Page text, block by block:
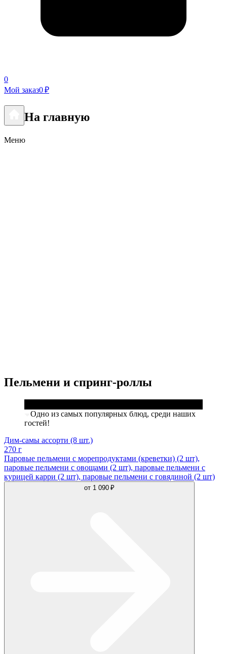
0
Мой заказ0 ₽
На главную
Меню
Пельмени и спринг-роллы
Одно из самых популярных блюд, среди наших
гостей!
Дим-самы ассорти (8 шт.)
270 г
Паровые пельмени с морепродуктами (креветки) (2 шт),
паровые пельмени с овощами (2 шт), паровые пельмени с
курицей карри (2 шт), паровые пельмени с говядиной (2 шт)
от 1 090 ₽